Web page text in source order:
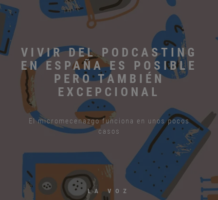
VIVIR DEL PODCASTING
EN ESPAÑA ES POSIBLE
PERO TAMBIÉN
EXCEPCIONAL
El micromecenazgo funciona en unos pocos
casos
LA VOZ